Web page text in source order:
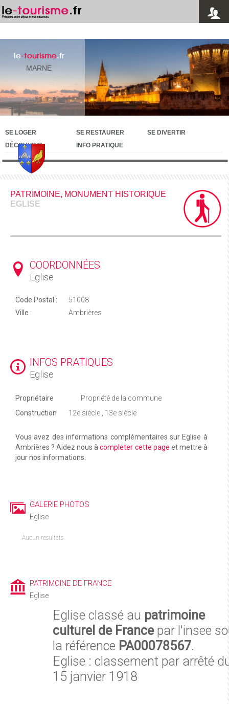
le-tourisme.fr
MARNE
SE LOGER SE RESTAURER
SE DIVERTIR
DÉCOUVRIR
INFO PRATIQUE
PATRIMOINE, MONUMENT HISTORIQUE
EGLISE
COORDONNÉES
Eglise
Code Postal :
51008
Ville :
Ambrières
INFOS PRATIQUES
Eglise
Propriétaire
Propriété de la commune
Construction
12e siècle , 13e siècle
Vous avez des informations complémentaires sur Eglise à
Ambrières ? Aidez nous àcompleter cette page et mettre à
jour nos informations.
GALERIE PHOTOS
Eglise
Aucun resultats
PATRIMOINE DE FRANCE
Eglise
Eglise classé au patrimoine
culturel de Francepar l'insee
la référence PA00078567.
Eglise : classement par arrêté
15 janvier 1918